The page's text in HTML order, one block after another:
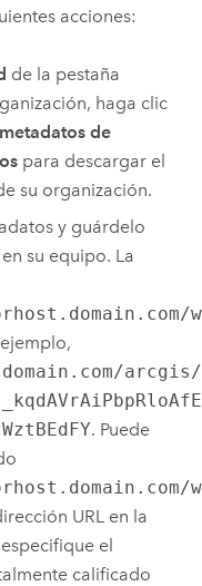
acciones:
de la pestaña
haga clic
de
para descargar el
su organización.
y guárdelo
en su equipo. La
. Puede
URL en la
el
calificado